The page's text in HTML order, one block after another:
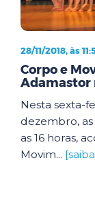
28/11/2018, às
Corpo e
Adamastor
Nesta sexta-
dezembro,
as 16 horas,
Movim...